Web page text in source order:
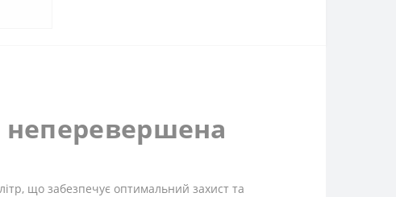
неперевершена
що забезпечує оптимальний захист та